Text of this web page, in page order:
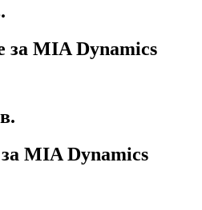
за MIA Dynamics
MIA Dynamics